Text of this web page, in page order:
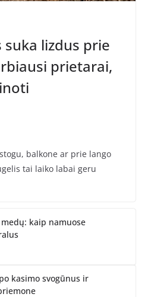
suka lizdus prie
prietarai,
balkone ar prie lango
tai laiko labai geru
kaip namuose
kasimo svogūnus ir